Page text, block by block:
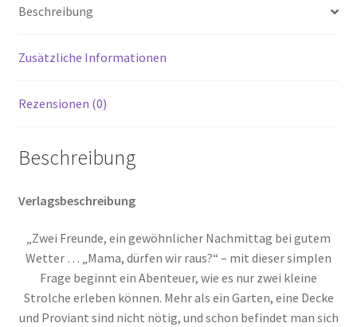
Beschreibung
Zusätzliche Informationen
Rezensionen (0)
Beschreibung
Verlagsbeschreibung
„Zwei Freunde, ein gewöhnlicher Nachmittag bei gutem
Wetter … „Mama, dürfen wir raus?“ – mit dieser simplen
Frage beginnt ein Abenteuer, wie es nur zwei kleine
Strolche erleben können. Mehr als ein Garten, eine Decke
und Proviant sind nicht nötig, und schon befindet man sich